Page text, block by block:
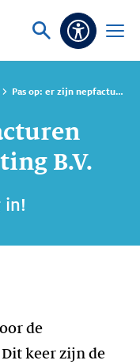
Vraag
Open
Pas op: er zijn nepfacturen van Network Hosting B.V. in omloop
B.V.
in!
de
keer zijn de